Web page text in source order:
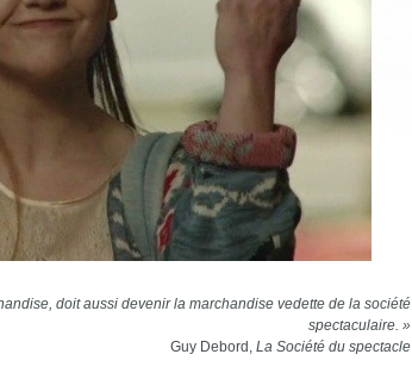
, doitaussi devenirla marchandise vedettede la société
spectaculaire. »
Guy Debord, La Société du spectacle